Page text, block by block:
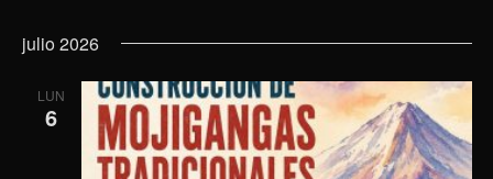
julio 2026
LUN
6